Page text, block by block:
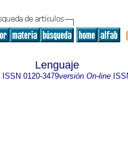
Lenguaje
ISSN 0120-3479versión On-line